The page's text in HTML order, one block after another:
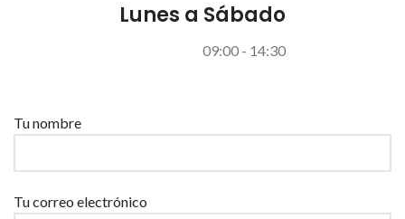
Lunes a Sábado
09:00 - 14:30
Tu nombre
Tu correo electrónico